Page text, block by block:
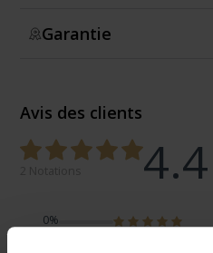
Garantie
Avis des clients
4.4
0%